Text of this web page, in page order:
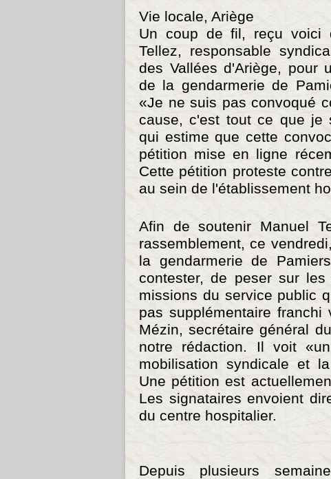
Vie locale, Ariège
Un coup de fil, reçu voici
Tellez, responsable
des Vallées d'Ariège, pour
de la gendarmerie de
«Je ne suis pas convoqué
cause, c'est tout ce que je
qui estime que cette
pétition mise en ligne
Cette pétition proteste
au sein de l'établissement
Afin de soutenir Manuel
rassemblement, ce
la gendarmerie de
contester, de peser sur
missions du service public
pas supplémentaire
Mézin, secrétaire général
notre rédaction. Il voit
mobilisation syndicale et
Une pétition est
Les signataires envoient
du centre hospitalier.
Depuis plusieurs